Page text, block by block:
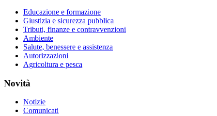
Educazione e formazione
Giustizia e sicurezza pubblica
Tributi, finanze e contravvenzioni
Ambiente
Salute, benessere e assistenza
Autorizzazioni
Agricoltura e pesca
Novità
Notizie
Comunicati